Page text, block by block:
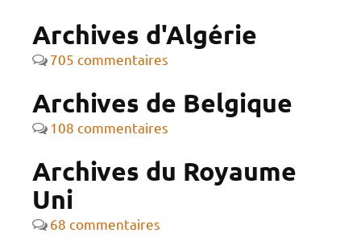
Archives d'Algérie
705 commentaires
Archives de Belgique
108 commentaires
Archives du Royaume
Uni
68 commentaires